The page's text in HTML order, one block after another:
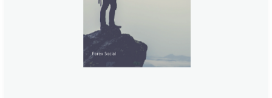
Secretário do Tesouro sinaliza forte listagem de
candidatos ao Fed, com 11 nomes considerados
relevantes. A fase de entrevistas deve começar após